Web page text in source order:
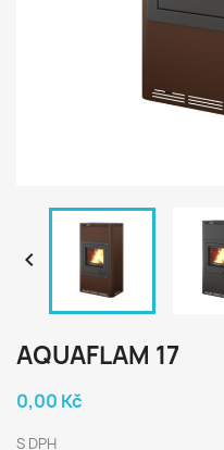

AQUAFLAM 17
0,00 Kč
S DPH